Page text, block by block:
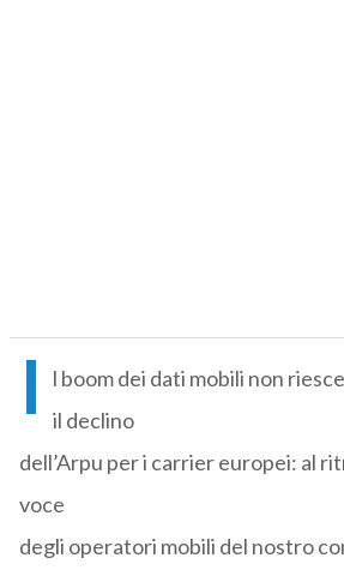
I
l boom dei dati mobili non
il declino
dell’Arpu per i carrier europei: al
voce
degli operatori mobili del nostro